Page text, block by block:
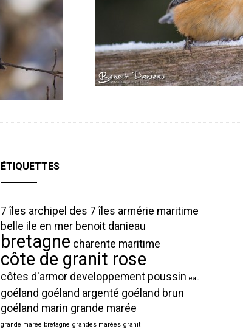
ÉTIQUETTES
7 îles archipel des 7 îles armérie maritime
belle ile en mer benoit danieau
bretagne charente maritime
côte de granit rose
côtes d'armor developpement poussin eau
goéland goéland argenté goéland brun
goéland marin grande marée
grande marée bretagne grandes marées granit